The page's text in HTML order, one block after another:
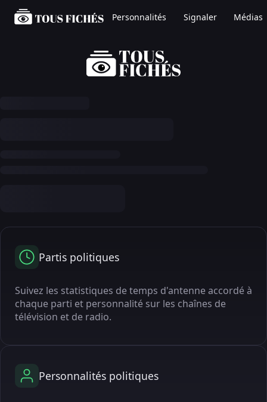
Personnalités Signaler Médias
Partis politiques
Suivez les statistiques de temps d'antenne accordé à
chaque parti et personnalité sur les chaînes de
télévision et de radio.
Personnalités politiques